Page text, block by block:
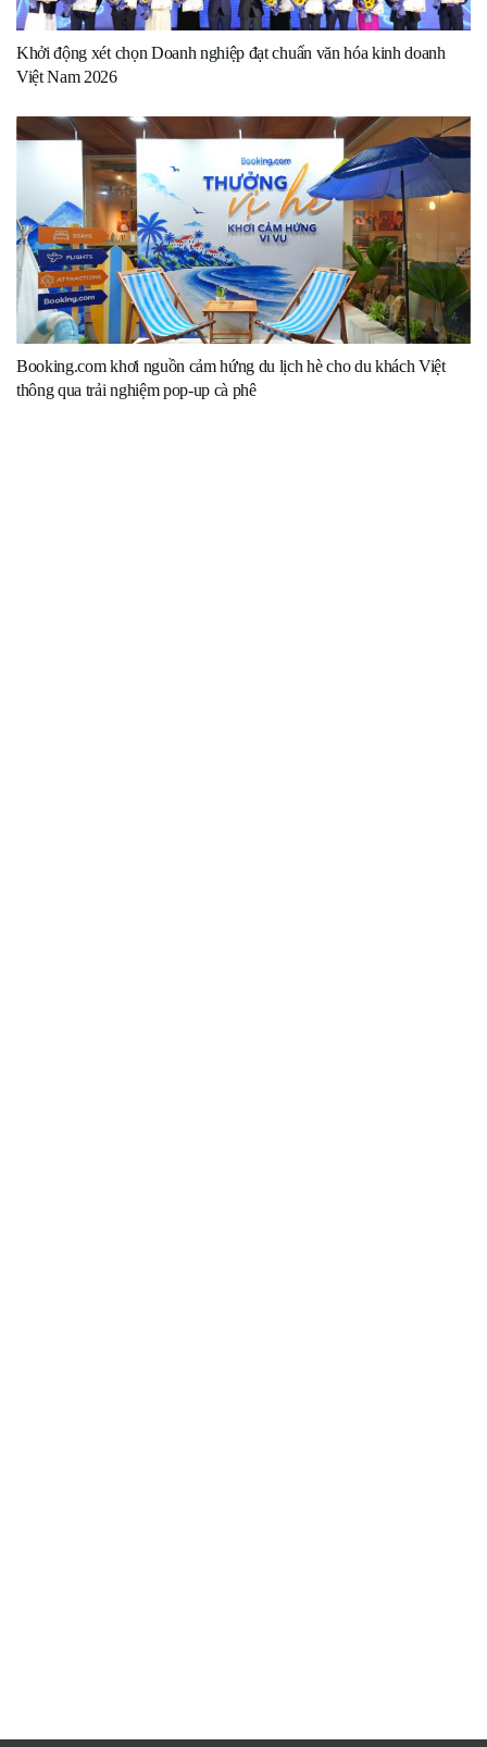
Khởi động xét chọn Doanh nghiệp đạt chuẩn văn hóa kinh doanh
Việt Nam 2026
Booking.com khơi nguồn cảm hứng du lịch hè cho du khách Việt
thông qua trải nghiệm pop-up cà phê